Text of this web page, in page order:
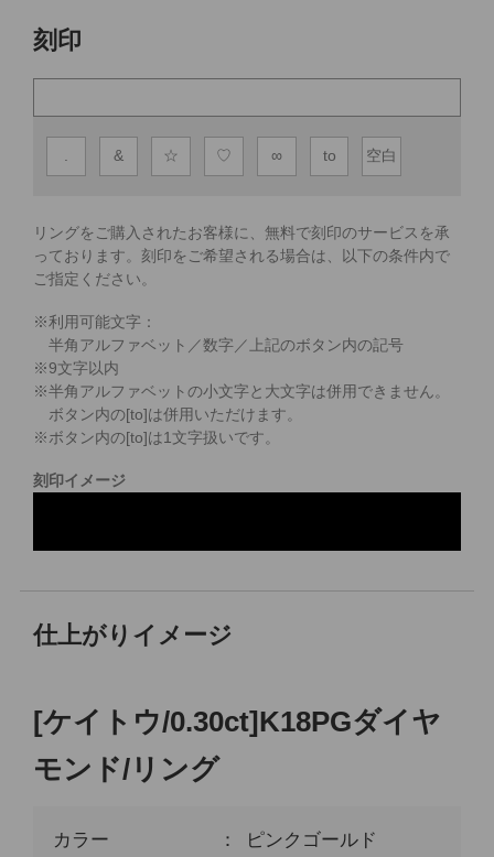
刻印
. & ☆ ♡ ∞ to 空白
リングをご購入されたお客様に、無料で刻印のサービスを承
っております。 刻印をご希望される場合は、以下の条件内で
ご指定ください。
※利用可能文字：
半角アルファベット／数字／上記のボタン内の記号
※9文字以内
※半角アルファベットの小文字と大文字は併用できません。
ボタン内の[to]は併用いただけます。
※ボタン内の[to]は1文字扱いです。
刻印イメージ
仕上がりイメージ
[ケイトウ/0.30ct]K18PGダイヤ
モンド/リング
カラー
ピンクゴールド